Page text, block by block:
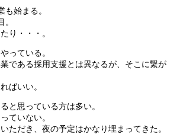
も始まる。
り・・・。
っている。
である採用支援とは異なるが、そこに繋が
ばいい。
と思っている方は多い。
ていない。
ただき、夜の予定はかなり埋まってきた。